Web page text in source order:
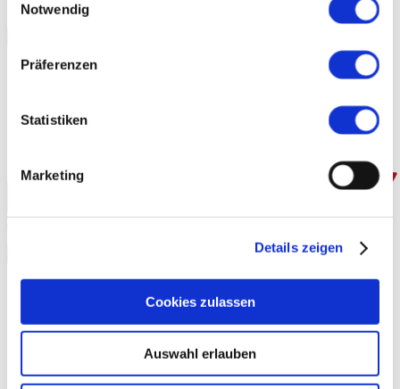
Notwendig
Präferenzen
Statistiken
Marketing
Details zeigen
Cookies zulassen
Auswahl erlauben
Übersicht
CAD Portal
Produkte & Leistungen
Downloads
Datenschutzerklärung